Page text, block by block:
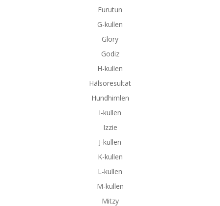
Furutun
G-kullen
Glory
Godiz
H-kullen
Hälsoresultat
Hundhimlen
I-kullen
Izzie
J-kullen
K-kullen
L-kullen
M-kullen
Mitzy